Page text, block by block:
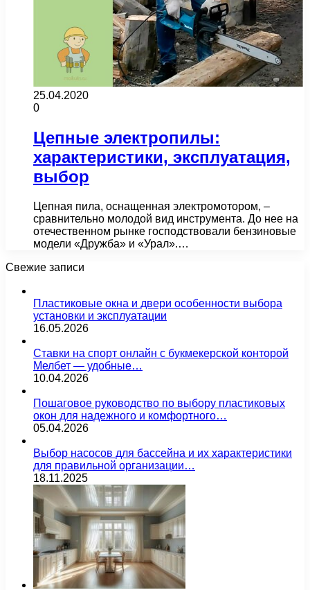
25.04.2020
0
Цепные электропилы:
характеристики, эксплуатация,
выбор
Цепная пила, оснащенная электромотором, –
сравнительно молодой вид инструмента. До нее на
отечественном рынке господствовали бензиновые
модели «Дружба» и «Урал».…
Свежие записи
Пластиковые окна и двери особенности выбора
установки и эксплуатации
16.05.2026
Ставки на спорт онлайн с букмекерской конторой
Мелбет — удобные…
10.04.2026
Пошаговое руководство по выбору пластиковых
окон для надежного и комфортного…
05.04.2026
Выбор насосов для бассейна и их характеристики
для правильной организации…
18.11.2025